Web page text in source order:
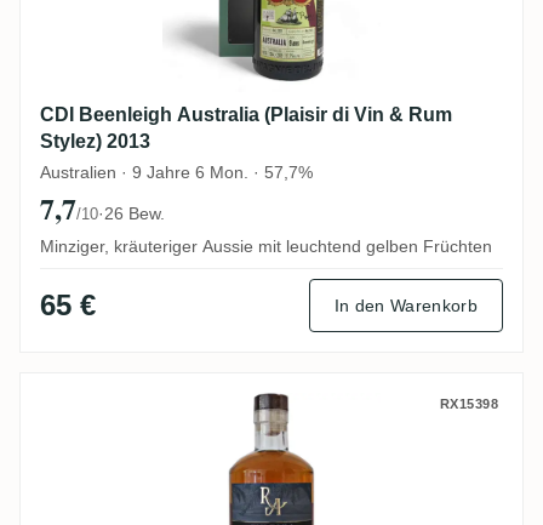
CDI Beenleigh Australia (Plaisir di Vin & Rum
Stylez) 2013
Australien · 9 Jahre 6 Mon. · 57,7%
7,7/10·26 Bew.
Minziger, kräuteriger Aussie mit leuchtend gelben Früchten
65 € In den Warenkorb
South Pacific Rum Artesanal Fiji Rum
RX15398